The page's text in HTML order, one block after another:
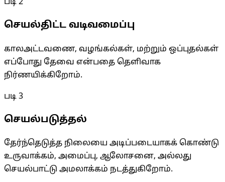
படி 2
செயல்திட்ட வடிவமைப்பு
காலஅட்டவணை, வழங்கல்கள், மற்றும் ஒப்புதல்கள்
எப்போது தேவை என்பதை தெளிவாக
நிர்ணயிக்கிறோம்.
படி 3
செயல்படுத்தல்
தேர்ந்தெடுத்த நிலையை அடிப்படையாகக் கொண்டு
உருவாக்கம், அமைப்பு, ஆலோசனை, அல்லது
செயல்பாட்டு அமலாக்கம் நடத்துகிறோம்.